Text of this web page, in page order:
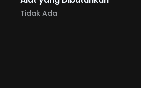
Tidak Ada